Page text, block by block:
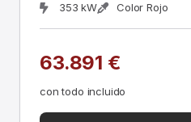
353 kW
Color Rojo
63.891 €
con todo incluido